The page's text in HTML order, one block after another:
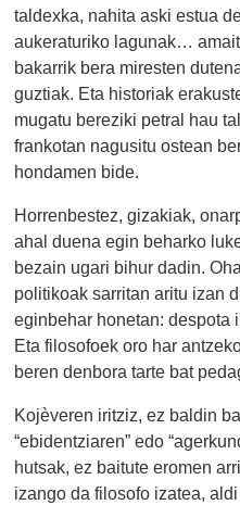
taldexka, nahita aski estua
aukeraturiko lagunak…
bakarrik bera miresten
guztiak. Eta historiak
mugatu bereziki petral hau
frankotan nagusitu ostean
hondamen bide.
Horrenbestez, gizakiak,
ahal duena egin beharko
bezain ugari bihur dadin.
politikoak sarritan aritu izan
eginbehar honetan: despota
Eta filosofoek oro har
beren denbora tarte bat
Kojèveren iritziz, ez baldin
“ebidentziaren” edo
hutsak, ez baitute eromen
izango da filosofo izatea,